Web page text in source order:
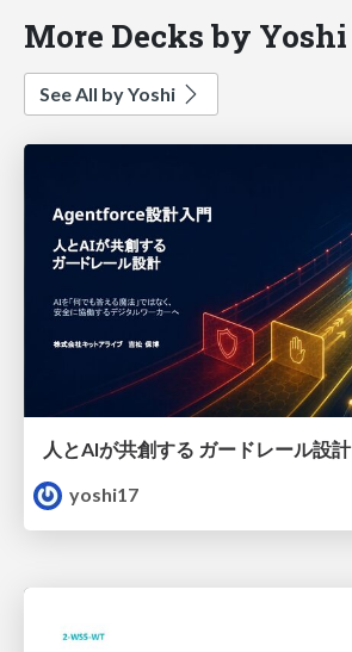
More Decks by Yoshi
See All by Yoshi
人とAIが共創する ガードレール設計
yoshi17